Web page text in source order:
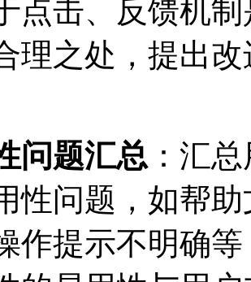
点击、反馈机
理之处，提出
问题汇总 ：汇
性问题，如帮
作提示不明确